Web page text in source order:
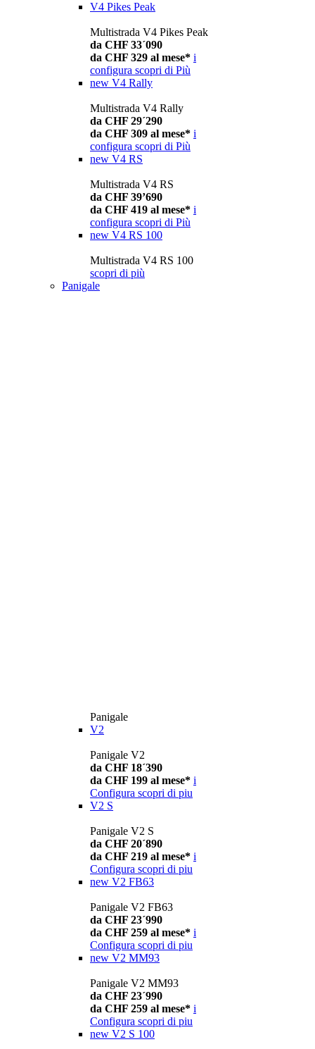
V4 Pikes Peak
Multistrada V4 Pikes Peak
da CHF 33´090
da CHF 329 al mese* i
configura scopri di Più
new V4 Rally
Multistrada V4 Rally
da CHF 29´290
da CHF 309 al mese* i
configura scopri di Più
new V4 RS
Multistrada V4 RS
da CHF 39’690
da CHF 419 al mese* i
configura scopri di Più
new V4 RS 100
Multistrada V4 RS 100
scopri di più
Panigale
Panigale
V2
Panigale V2
da CHF 18´390
da CHF 199 al mese* i
Configura scopri di piu
V2 S
Panigale V2 S
da CHF 20´890
da CHF 219 al mese* i
Configura scopri di piu
new V2 FB63
Panigale V2 FB63
da CHF 23´990
da CHF 259 al mese* i
Configura scopri di piu
new V2 MM93
Panigale V2 MM93
da CHF 23´990
da CHF 259 al mese* i
Configura scopri di piu
new V2 S 100